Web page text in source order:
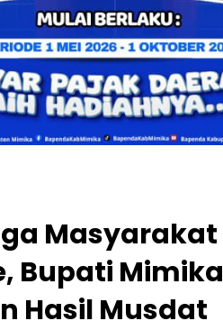
Masyarakat
Bupati Mimika
Hasil Musdat